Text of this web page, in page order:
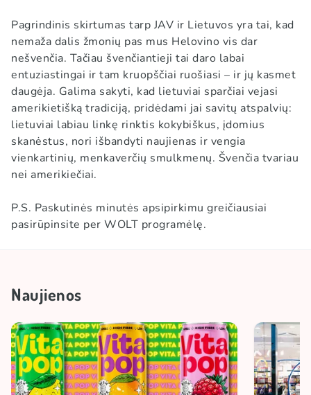
Pagrindinis skirtumas tarp JAV ir Lietuvos yra tai, kad
nemaža dalis žmonių pas mus Helovino vis dar
nešvenčia. Tačiau švenčiantieji tai daro labai
entuziastingai ir tam kruopščiai ruošiasi – ir jų kasmet
daugėja. Galima sakyti, kad lietuviai sparčiai vejasi
amerikietišką tradiciją, pridėdami jai savitų atspalvių:
lietuviai labiau linkę rinktis kokybiškus, įdomius
skanėstus, nori išbandyti naujienas ir vengia
vienkartinių, menkaverčių smulkmenų. Švenčia tvariau
nei amerikiečiai.
P.S. Paskutinės minutės apsipirkimu greičiausiai
pasirūpinsite per WOLT programėlę.
Naujienos